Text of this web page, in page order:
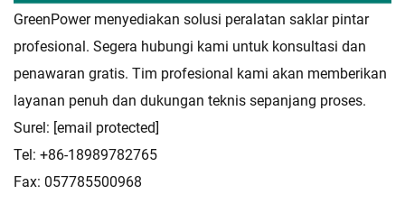
GreenPower menyediakan solusi peralatan saklar pintar
profesional. Segera hubungi kami untuk konsultasi dan
penawaran gratis. Tim profesional kami akan memberikan
layanan penuh dan dukungan teknis sepanjang proses.
Surel: [email protected]
Tel: +86-18989782765
Fax: 057785500968